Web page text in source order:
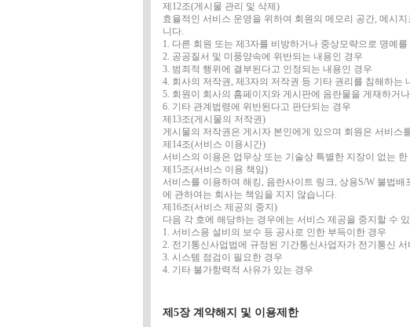
제12조(게시물 관리 및 삭제)
효율적인 서비스 운영을 위하여 회원의 메모리 공간, 메시
니다.
1. 다른 회원 또는 제3자를 비방하거나 중상모략으로 명예
2. 공공질서 및 미풍양속에 위반되는 내용인 경우
3. 범죄적 행위에 결부된다고 인정되는 내용인 경우
4. 회사의 저작권, 제3자의 저작권 등 기타 권리를 침해하는
5. 회원이 회사의 홈페이지와 게시판에 음란물을 게재하거
6. 기타 관계법령에 위반된다고 판단되는 경우
제13조(게시물의 저작권)
게시물의 저작권은 게시자 본인에게 있으며 회원은 서비스
제14조(서비스 이용시간)
서비스의 이용은 업무상 또는 기술상 특별한 지장이 없는
제15조(서비스 이용 책임)
서비스를 이용하여 해킹, 음란사이트 링크, 상용S/W 불법
에 관하여는 회사는 책임을 지지 않습니다.
제16조(서비스 제공의 중지)
다음 각 호에 해당하는 경우에는 서비스 제공을 중지할 수
1. 서비스용 설비의 보수 등 공사로 인한 부득이한 경우
2. 전기통신사업법에 규정된 기간통신사업자가 전기통신
3. 시스템 점검이 필요한 경우
4. 기타 불가항력적 사유가 있는 경우
제5장 계약해지 및 이용제한